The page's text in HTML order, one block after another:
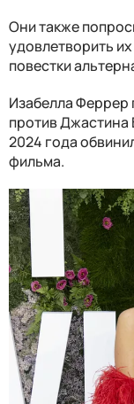
Они также
удовлетворить
повестки
Изабелла Феррер
против Джастина
2024 года
фильма.